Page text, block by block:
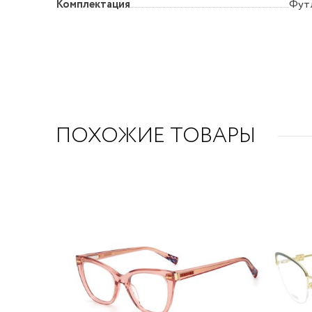
Комплектация
ПОХОЖИЕ ТОВАРЫ